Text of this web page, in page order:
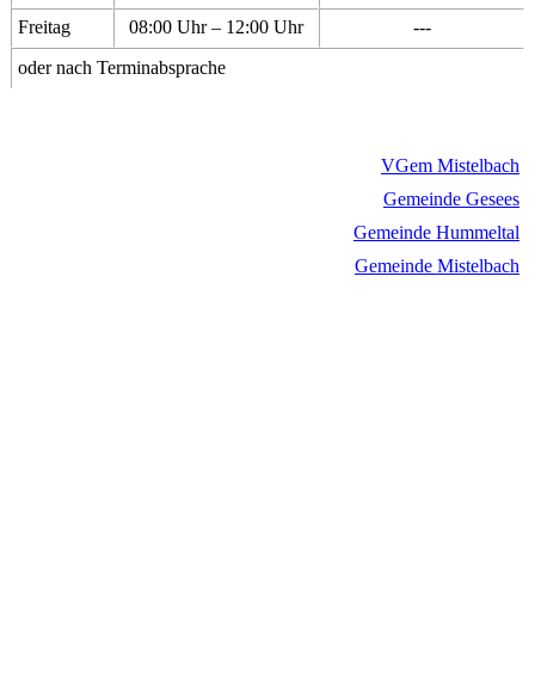
Freitag
08:00 Uhr – 12:00 Uhr
---
oder nach Terminabsprache
VGem Mistelbach
Gemeinde Gesees
Gemeinde Hummeltal
Gemeinde Mistelbach